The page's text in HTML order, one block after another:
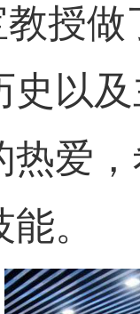
授
史以
热爱
。